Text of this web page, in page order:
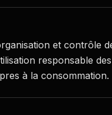
et contrôle
responsable
à la consommation.